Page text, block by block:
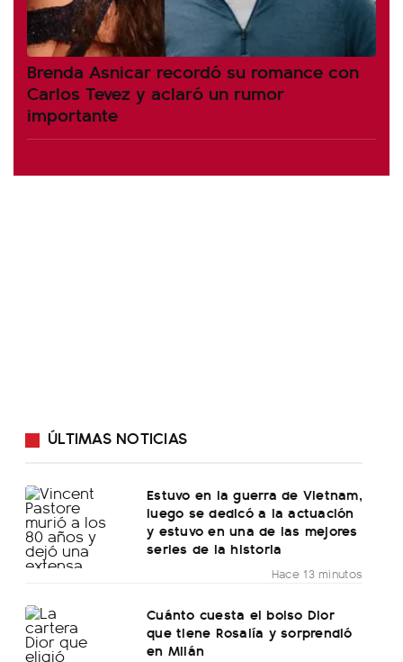
Brenda Asnicar recordó su romance con
Carlos Tevez y aclaró un rumor
importante
ÚLTIMAS NOTICIAS
Estuvo en la guerra de Vietnam,
luego se dedicó a la actuación
y estuvo en una de las mejores
series de la historia
Hace 13 minutos
Cuánto cuesta el bolso Dior
que tiene Rosalía y sorprendió
en Milán